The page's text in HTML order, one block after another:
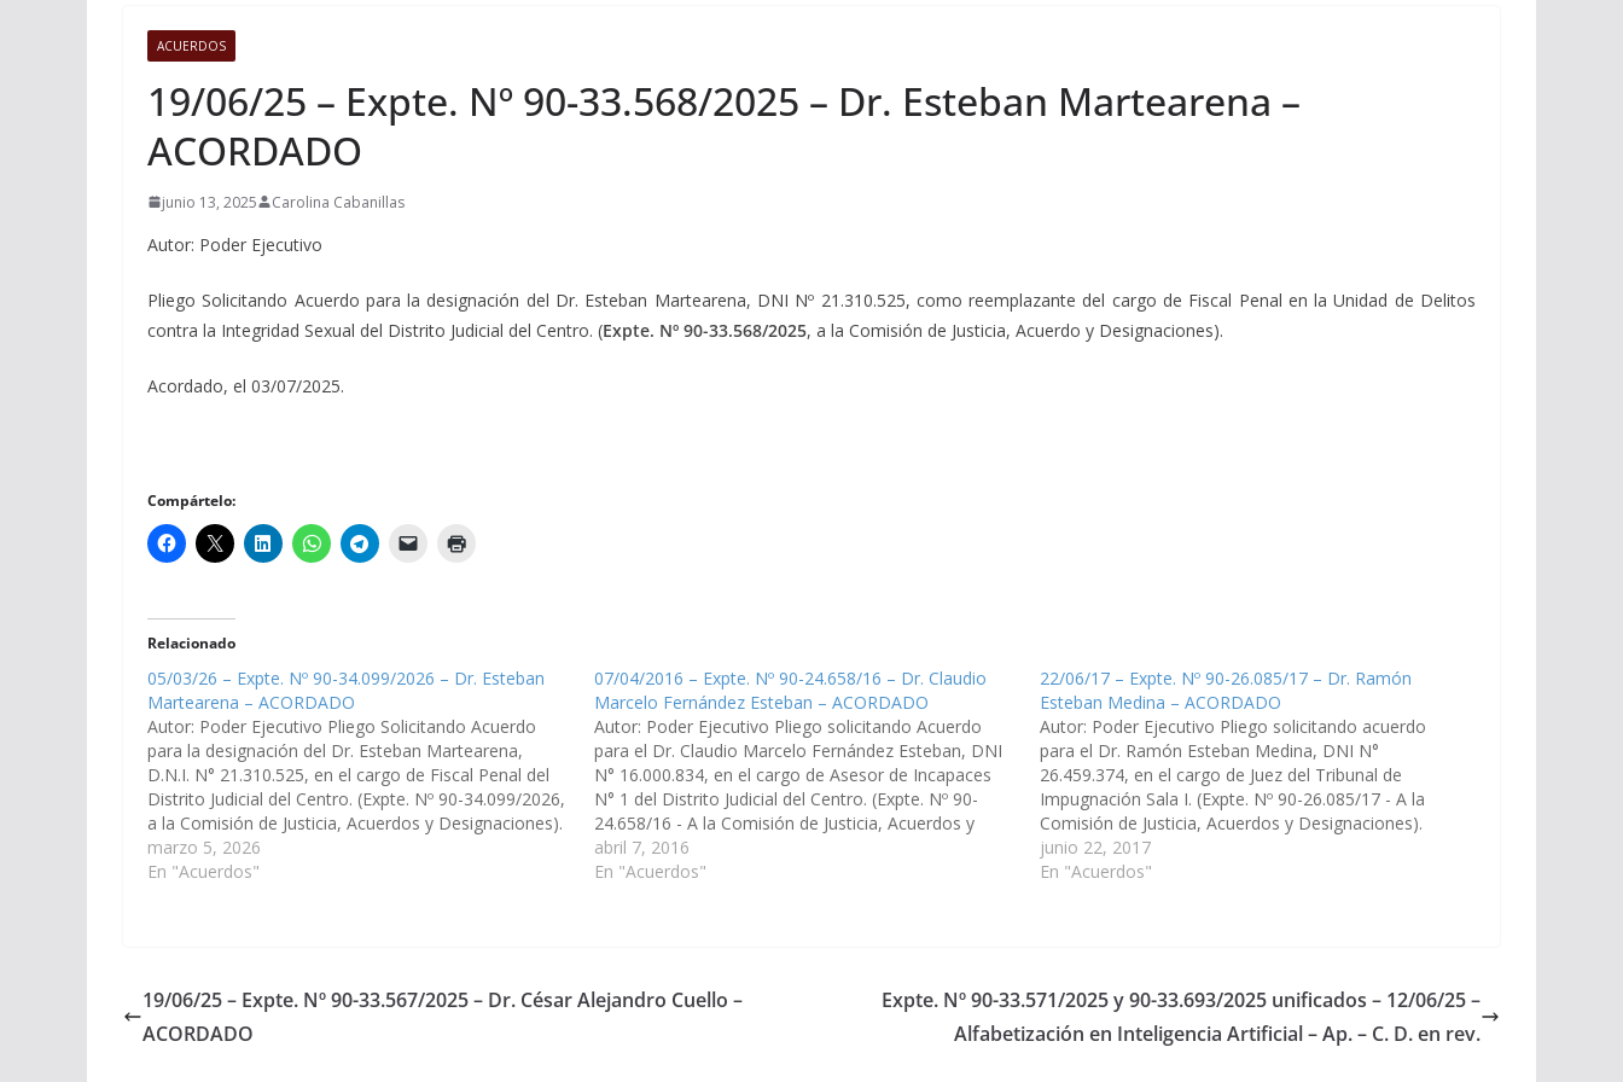
ACUERDOS
19/06/25 – Expte. Nº 90-33.568/2025 – Dr. Esteban Martearena –
ACORDADO
junio 13, 2025 Carolina Cabanillas
Autor: Poder Ejecutivo
Pliego Solicitando Acuerdo para la designación del Dr. Esteban Martearena, DNI Nº 21.310.525, como reemplazante del cargo de Fiscal Penal en la Unidad de Delitos
contra la Integridad Sexual del Distrito Judicial del Centro. (Expte. Nº 90-33.568/2025, a la Comisión de Justicia, Acuerdo y Designaciones).
Acordado, el 03/07/2025.
Compártelo:
Relacionado
05/03/26 – Expte. Nº 90-34.099/2026 – Dr. Esteban
Martearena – ACORDADO
Autor: Poder Ejecutivo Pliego Solicitando Acuerdo
para la designación del Dr. Esteban Martearena,
D.N.I. N° 21.310.525, en el cargo de Fiscal Penal del
Distrito Judicial del Centro. (Expte. Nº 90-34.099/2026,
a la Comisión de Justicia, Acuerdos y Designaciones).
Acordado, el 09/04/2026.
marzo 5, 2026
En "Acuerdos"
07/04/2016 – Expte. Nº 90-24.658/16 – Dr. Claudio
Marcelo Fernández Esteban – ACORDADO
Autor: Poder Ejecutivo Pliego solicitando Acuerdo
para el Dr. Claudio Marcelo Fernández Esteban, DNI
N° 16.000.834, en el cargo de Asesor de Incapaces
N° 1 del Distrito Judicial del Centro. (Expte. Nº 90-
24.658/16 - A la Comisión de Justicia, Acuerdos y
Designaciones). Acordado el 05/05/2016
abril 7, 2016
En "Acuerdos"
22/06/17 – Expte. Nº 90-26.085/17 – Dr. Ramón
Esteban Medina – ACORDADO
Autor: Poder Ejecutivo Pliego solicitando acuerdo
para el Dr. Ramón Esteban Medina, DNI N°
26.459.374, en el cargo de Juez del Tribunal de
Impugnación Sala I. (Expte. Nº 90-26.085/17 - A la
Comisión de Justicia, Acuerdos y Designaciones).
Acordado el 17/08/2017
junio 22, 2017
En "Acuerdos"
19/06/25 – Expte. Nº 90-33.567/2025 – Dr. César Alejandro Cuello –
ACORDADO
Expte. Nº 90-33.571/2025 y 90-33.693/2025 unificados – 12/06/25 –
Alfabetización en Inteligencia Artificial – Ap. – C. D. en rev.